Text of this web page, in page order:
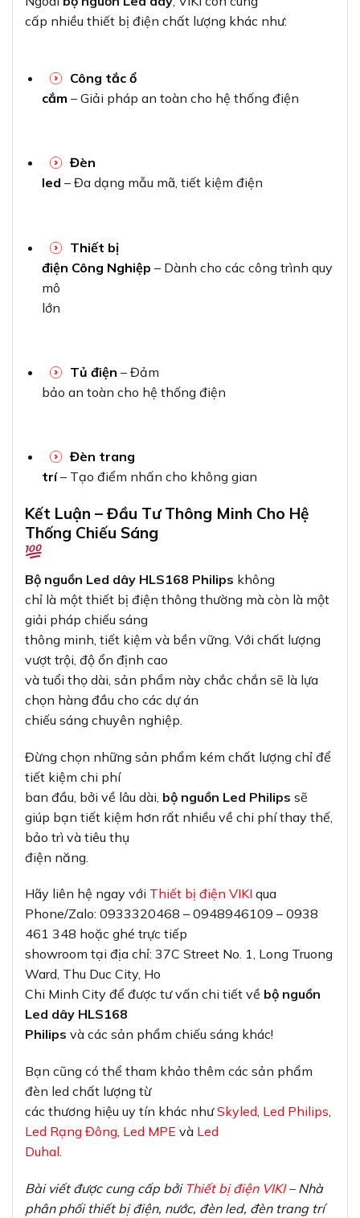
cấp nhiều thiết bị điện chất lượng khác như:
Công tắc ổ
cắm – Giải pháp an toàn cho hệ thống điện
Đèn
led – Đa dạng mẫu mã, tiết kiệm điện
Thiết bị
điện Công Nghiệp – Dành cho các công trình quy
mô
lớn
Tủ điện – Đảm
bảo an toàn cho hệ thống điện
Đèn trang
trí– Tạo điểm nhấn cho không gian
Kết Luận – Đầu Tư Thông Minh Cho Hệ
Thống Chiếu Sáng
Bộ nguồn Led dây HLS168 Philips không
chỉ là một thiết bị điện thông thường mà còn là một
giải pháp chiếu sáng
thông minh, tiết kiệm và bền vững. Với chất lượng
vượt trội, độ ổn định cao
và tuổi thọ dài, sản phẩm này chắc chắn sẽ là lựa
chọn hàng đầu cho các dự án
chiếu sáng chuyên nghiệp.
Đừng chọn những sản phẩm kém chất lượng chỉ để
tiết kiệm chi phí
ban đầu, bởi về lâu dài, bộ nguồn Led Philips sẽ
giúp bạn tiết kiệm hơn rất nhiều về chi phí thay thế,
bảo trì và tiêu thụ
điện năng.
Hãy liên hệ ngay với Thiết bị điện VIKI qua
Phone/Zalo: 0933320468 – 0948946109 – 0938
461 348 hoặc ghé trực tiếp
showroom tại địa chỉ: 37C Street No. 1, Long Truong
Ward, Thu Duc City, Ho
Chi Minh City để được tư vấn chi tiết về bộ nguồn
Led dây HLS168
Philips và các sản phẩm chiếu sáng khác!
Bạn cũng có thể tham khảo thêm các sản phẩm
đèn led chất lượng từ
các thương hiệu uy tín khác nhưSkyled, Led Philips,
Led Rạng Đông, Led MPE và Led
Duhal.
Bài viết được cung cấp bởi Thiết bị điện VIKI– Nhà
phân phối thiết bị điện, nước, đèn led, đèn trang trí